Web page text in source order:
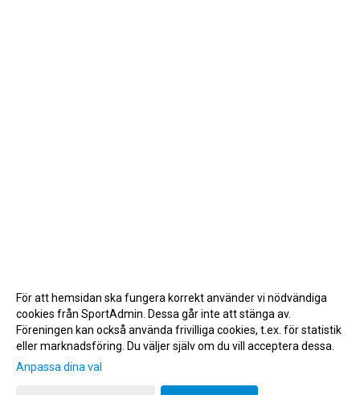
Gå till Webbversion
För att hemsidan ska fungera korrekt använder vi nödvändiga
cookies från SportAdmin. Dessa går inte att stänga av.
Föreningen kan också använda frivilliga cookies, t.ex. för statistik
eller marknadsföring. Du väljer själv om du vill acceptera dessa.
Anpassa dina val